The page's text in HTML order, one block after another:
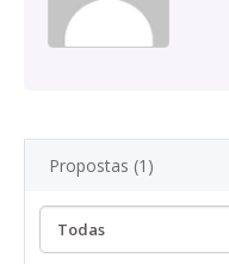
Propostas (1)